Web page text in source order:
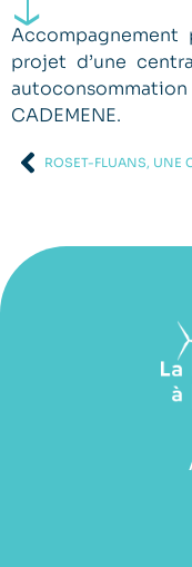
Accompagnement
projet d’une
CADEMENE.